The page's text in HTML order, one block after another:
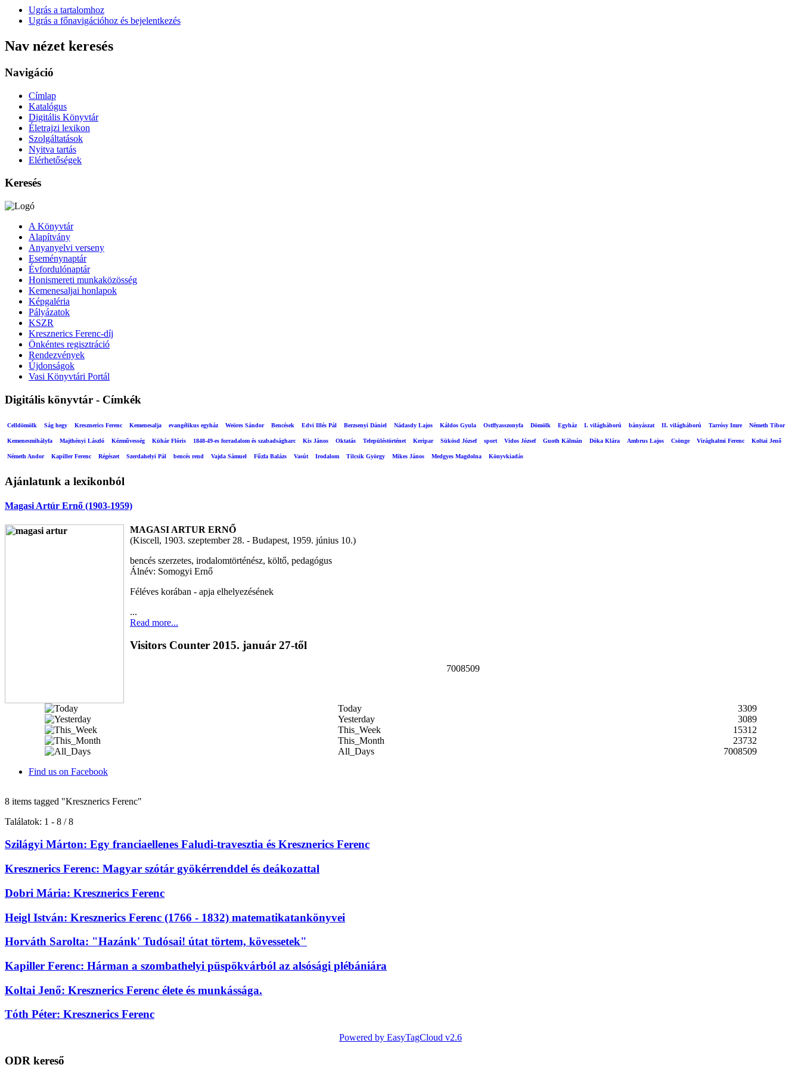
Ugrás a tartalomhoz
Ugrás a főnavigációhoz és bejelentkezés
Nav nézet keresés
Navigáció
Címlap
Katalógus
Digitális Könyvtár
Életrajzi lexikon
Szolgáltatások
Nyitva tartás
Elérhetőségek
Keresés
A Könyvtár
Alapítvány
Anyanyelvi verseny
Eseménynaptár
Évfordulónaptár
Honismereti munkaközösség
Kemenesaljai honlapok
Képgaléria
Pályázatok
KSZR
Kresznerics Ferenc-díj
Önkéntes regisztráció
Rendezvények
Újdonságok
Vasi Könyvtári Portál
Digitális könyvtár - Címkék
Celldömölk Ság hegy Kresznerics Ferenc Kemenesalja evangélikus egyház Weöres Sándor Bencések Edvi Illés Pál Berzsenyi Dániel Nádasdy Lajos Káldos Gyula Ostffyasszonyfa Dömölk Egyház I. világháború bányászat II. világháború Tarrósy Imre Németh Tibor
Kemenesmihályfa Majthényi László Kézművesség Kühár Flóris 1848-49-es forradalom és szabadságharc Kis János Oktatás Településtörténet Keripar Sükösd József sport Vidos József Guoth Kálmán Dóka Klára Ambrus Lajos Csönge Virághalmi Ferenc Koltai Jenő
Németh Andor Kapiller Ferenc Régészet Szerdahelyi Pál bencés rend Vajda Sámuel Fűzfa Balázs Vasút Irodalom Tilcsik György Mikes János Medgyes Magdolna Könyvkiadás
Ajánlatunk a lexikonból
Magasi Artúr Ernő (1903-1959)
MAGASI ARTUR ERNŐ
(Kiscell, 1903. szeptember 28. - Budapest, 1959. június 10.)
bencés szerzetes, irodalomtörténész, költő, pedagógus
Álnév: Somogyi Ernő
Féléves korában - apja elhelyezésének
...
Read more...
Visitors Counter 2015. január 27-től
7008509
Today
3309
Yesterday
3089
This_Week
15312
This_Month
23732
All_Days
7008509
Find us on Facebook
8 items tagged "Kresznerics Ferenc"
Találatok: 1 - 8 / 8
Szilágyi Márton: Egy franciaellenes Faludi-travesztia és Kresznerics Ferenc
Kresznerics Ferenc: Magyar szótár gyökérrenddel és deákozattal
Dobri Mária: Kresznerics Ferenc
Heigl István: Kresznerics Ferenc (1766 - 1832) matematikatankönyvei
Horváth Sarolta: "Hazánk' Tudósai! útat törtem, kövessetek"
Kapiller Ferenc: Hárman a szombathelyi püspökvárból az alsósági plébániára
Koltai Jenő: Kresznerics Ferenc élete és munkássága.
Tóth Péter: Kresznerics Ferenc
Powered by EasyTagCloud v2.6
ODR kereső